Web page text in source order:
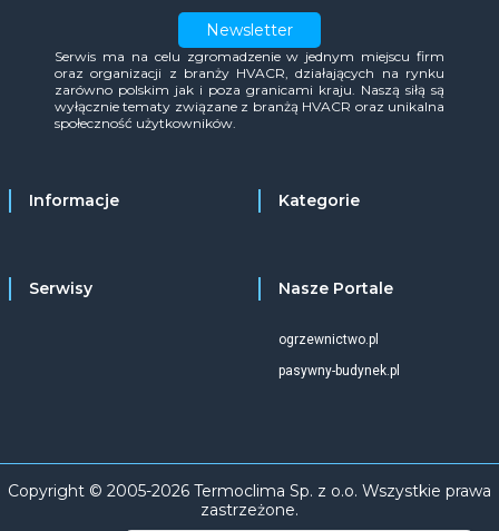
Newsletter
Serwis ma na celu zgromadzenie w jednym miejscu firm
oraz organizacji z branży HVACR, działających na rynku
zarówno polskim jak i poza granicami kraju. Naszą siłą są
wyłącznie tematy związane z branżą HVACR oraz unikalna
społeczność użytkowników.
Informacje Kategorie
Serwisy Nasze Portale
ogrzewnictwo.pl
pasywny-budynek.pl
Copyright © 2005-2026 Termoclima Sp. z o.o. Wszystkie prawa
zastrzeżone.